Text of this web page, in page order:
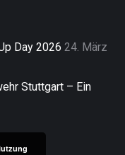
Day 2026 24. März
Stuttgart – Ein